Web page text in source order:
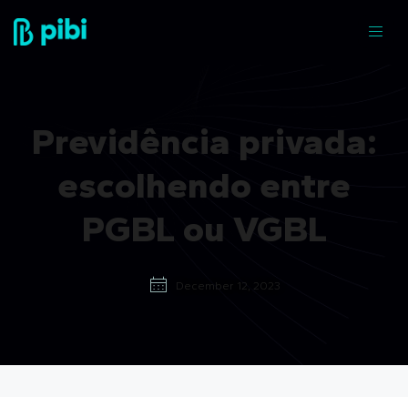
Previdência privada:
escolhendo entre
PGBL ou VGBL
December 12, 2023